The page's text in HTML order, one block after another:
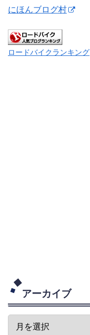
にほんブログ村
ロードバイクランキング
アーカイブ